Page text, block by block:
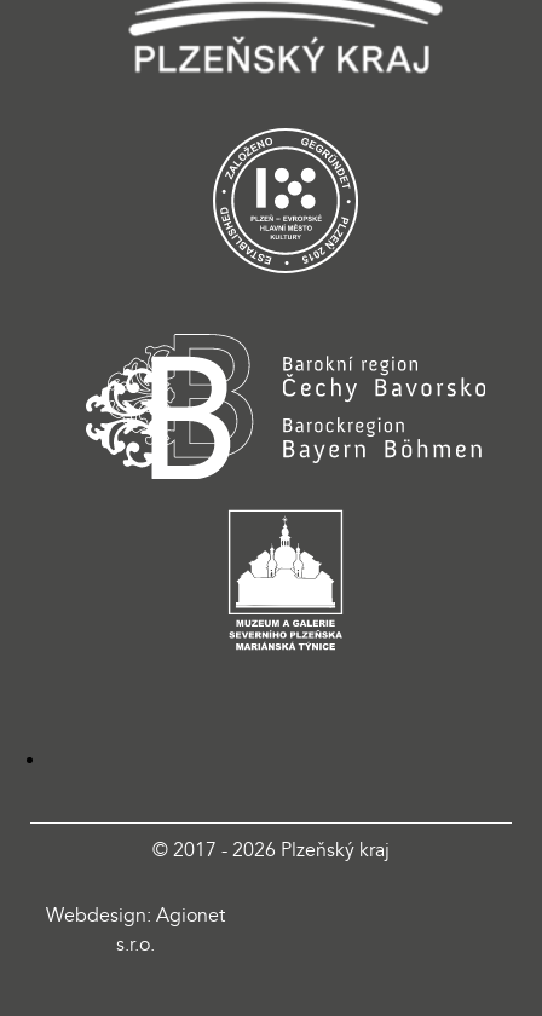
© 2017 - 2026 Plzeňský kraj
Webdesign: Agionet
s.r.o.